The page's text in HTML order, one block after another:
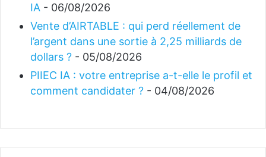
IA - 06/08/2026
Vente d’AIRTABLE : qui perd réellement de
l’argent dans une sortie à 2,25 milliards de
dollars ? - 05/08/2026
PIIEC IA : votre entreprise a-t-elle le profil et
comment candidater ? - 04/08/2026